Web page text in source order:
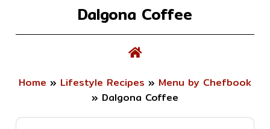
Dalgona Coffee
Home » Lifestyle Recipes » Menu by Chefbook
» Dalgona Coffee